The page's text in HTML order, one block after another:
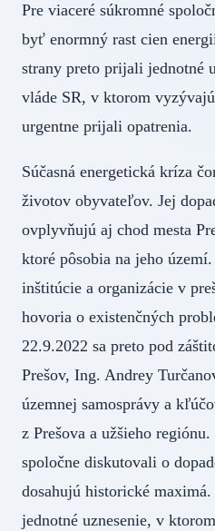
Pre viaceré súkromné
byť enormný rast cien
strany preto prijali jednotné
vláde SR, v ktorom
urgentne prijali opatrenia.
Súčasná energetická kríza
životov obyvateľov. Jej
ovplyvňujú aj chod mesta
ktoré pôsobia na jeho
inštitúcie a organizácie v
hovoria o existenčných
22.9.2022 sa preto pod
Prešov, Ing. Andrey
územnej samosprávy a
z Prešova a užšieho
spoločne diskutovali o
dosahujú historické
jednotné uznesenie, v